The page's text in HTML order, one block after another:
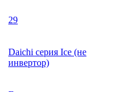
29
Daichi серия Ice (не
инвертор)